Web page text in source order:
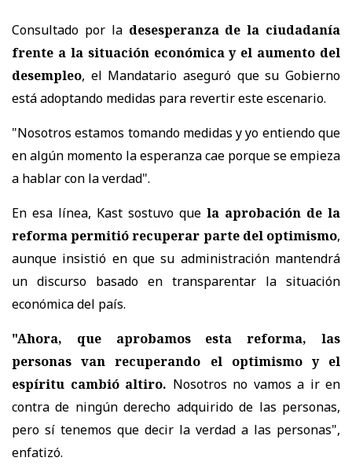
Consultado por la desesperanza de la ciudadanía
frente a la situación económica y el aumento del
desempleo, el Mandatario aseguró que su Gobierno
está adoptando medidas para revertir este escenario.
"Nosotros estamos tomando medidas y yo entiendo que
en algún momento la esperanza cae porque se empieza
a hablar con la verdad".
En esa línea, Kast sostuvo que la aprobación de la
reforma permitió recuperar parte del optimismo,
aunque insistió en que su administración mantendrá
un discurso basado en transparentar la situación
económica del país.
"Ahora, que aprobamos esta reforma, las
personas van recuperando el optimismo y el
espíritu cambió altiro. Nosotros no vamos a ir en
contra de ningún derecho adquirido de las personas,
pero sí tenemos que decir la verdad a las personas",
enfatizó.